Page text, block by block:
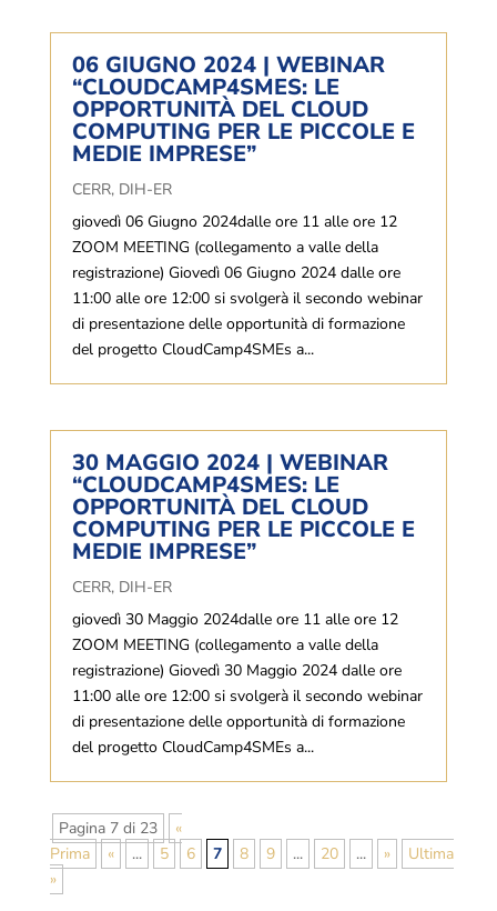
06 GIUGNO 2024 | WEBINAR
“CLOUDCAMP4SMES: LE
OPPORTUNITÀ DEL CLOUD
COMPUTING PER LE PICCOLE E
MEDIE IMPRESE”
CERR, DIH-ER
giovedì 06 Giugno 2024dalle ore 11 alle ore 12
ZOOM MEETING (collegamento a valle della
registrazione) Giovedì 06 Giugno 2024 dalle ore
11:00 alle ore 12:00 si svolgerà il secondo webinar
di presentazione delle opportunità di formazione
del progetto CloudCamp4SMEs a...
30 MAGGIO 2024 | WEBINAR
“CLOUDCAMP4SMES: LE
OPPORTUNITÀ DEL CLOUD
COMPUTING PER LE PICCOLE E
MEDIE IMPRESE”
CERR, DIH-ER
giovedì 30 Maggio 2024dalle ore 11 alle ore 12
ZOOM MEETING (collegamento a valle della
registrazione) Giovedì 30 Maggio 2024 dalle ore
11:00 alle ore 12:00 si svolgerà il secondo webinar
di presentazione delle opportunità di formazione
del progetto CloudCamp4SMEs a...
Pagina 7 di 23
«
Prima
« ... 5 6 7 8 9 ... 20 ... »
Ultima
»